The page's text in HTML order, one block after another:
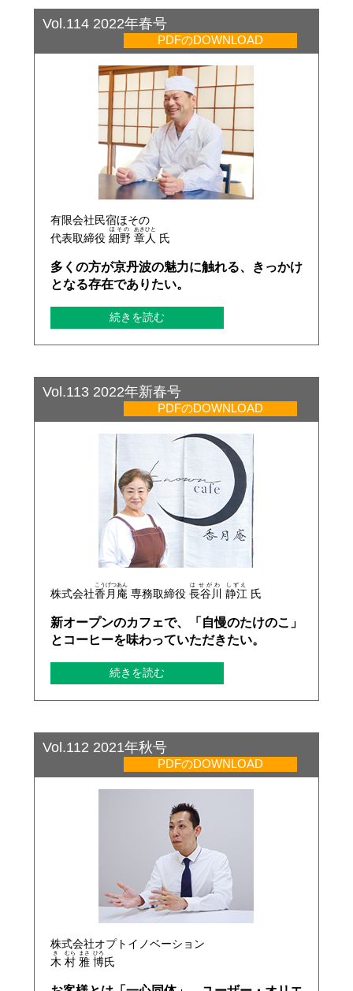
Vol.114 2022年春号
PDFのDOWNLOAD
有限会社民宿ほその
代表取締役 細野
ほその
章人
あきひと
氏
多くの方が京丹波の魅力に触れる、きっかけ
となる存在でありたい。
続きを読む
Vol.113 2022年新春号
PDFのDOWNLOAD
株式会社香月庵
こうげつあん
専務取締役 長谷川
はせがわ
静江
しずえ
氏
新オープンのカフェで、「自慢のたけのこ」
とコーヒーを味わっていただきたい。
続きを読む
Vol.112 2021年秋号
PDFのDOWNLOAD
株式会社オプトイノベーション
木
き
村
むら
雅
まさ
博
ひろ
氏